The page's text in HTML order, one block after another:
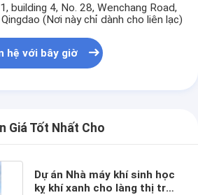
building 4, No. 28, Wenchang Road,
(Nơi này chỉ dành cho liên lạc)
hệ với bây giờ
Giá Tốt Nhất Cho
Dự án Nhà máy khí sinh học
kỵ khí xanh cho làng thị trấn